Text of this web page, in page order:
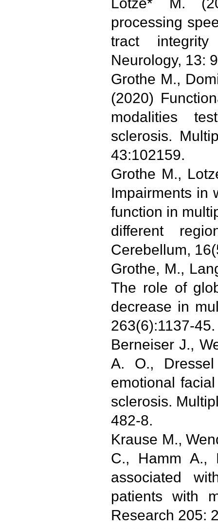
processing
tract
Neurology, 13:
Grothe M.,
(2020)
modalities
sclerosis.
43:102159.
Grothe M.,
Impairments in
function in
different
Cerebellum,
Grothe, M.,
The role of
decrease in
263(6):1137-45.
Berneiser J.,
A. O.,
emotional
sclerosis.
482-8.
Krause M.,
C., Hamm A.,
associated
patients with
Research 205: